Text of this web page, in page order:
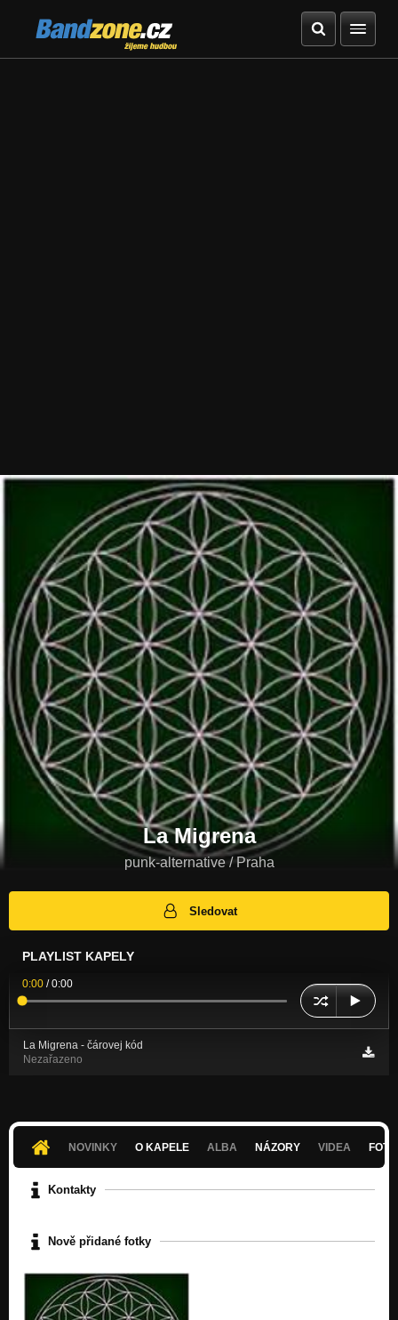
Bandzone.cz
žijeme hudbou
La Migrena
punk-alternative / Praha
Sledovat
PLAYLIST KAPELY
0:00 /0:00
La Migrena - čárovej kód
Nezařazeno
NOVINKY O KAPELE ALBA NÁZORY VIDEA
Kontakty
Nově přidané fotky